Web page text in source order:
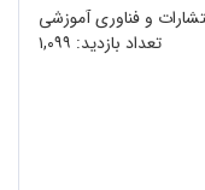
و فناوری آموزشی
تعداد بازدید: ۱,۰۹۹